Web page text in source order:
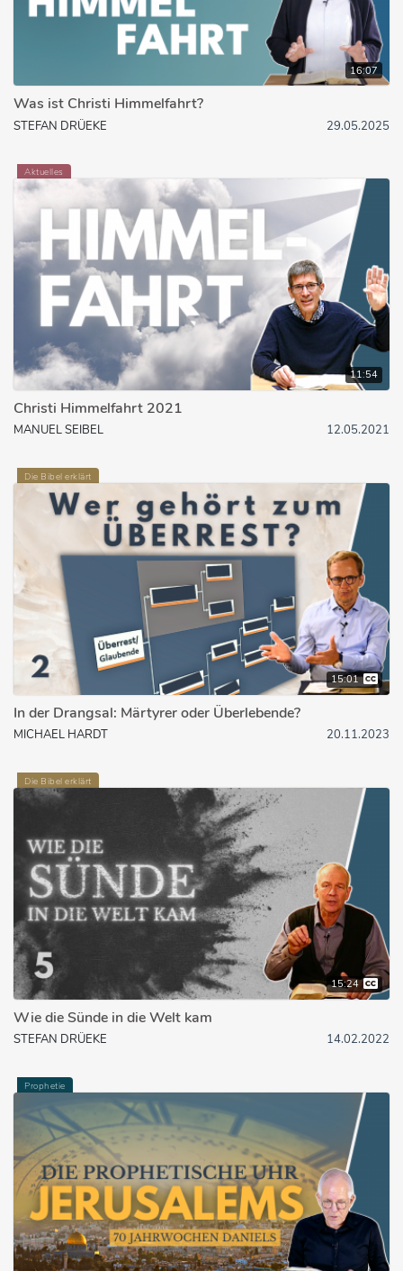
16:07
Was ist Christi Himmelfahrt?
STEFAN DRÜEKE 29.05.2025
Aktuelles
11:54
Christi Himmelfahrt 2021
MANUEL SEIBEL 12.05.2021
Die Bibel erklärt
15:01
In der Drangsal: Märtyrer oder Überlebende?
MICHAEL HARDT 20.11.2023
Die Bibel erklärt
15:24
Wie die Sünde in die Welt kam
STEFAN DRÜEKE 14.02.2022
Prophetie